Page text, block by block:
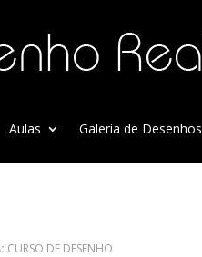
Aulas Galeria de Desenhos
CURSO DE DESENHO